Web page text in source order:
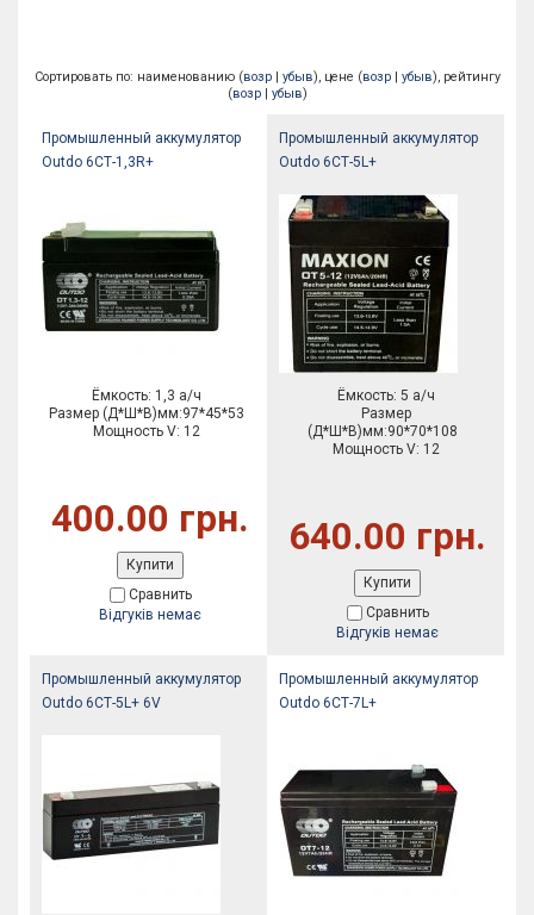
Сортировать по: наименованию (возр| убыв), цене (возр| убыв), рейтингу
(возр| убыв)
Промышленный аккумулятор
Outdo 6СТ-1,3R+
Ёмкость: 1,3 а/ч
Размер (Д*Ш*В)мм:97*45*53
Мощность V: 12
400.00 грн.
Купити
Сравнить
Відгуків немає
Промышленный аккумулятор
Outdo 6СТ-5L+
Ёмкость: 5 а/ч
Размер
(Д*Ш*В)мм:90*70*108
Мощность V: 12
640.00 грн.
Купити
Сравнить
Відгуків немає
Промышленный аккумулятор
Outdo 6СТ-5L+ 6V
Промышленный аккумулятор
Outdo 6СТ-7L+